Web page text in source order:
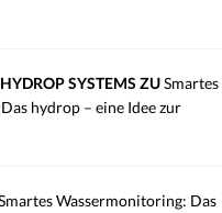
SYSTEMS ZUSmartes
hydrop – eine Idee zur
Wassermonitoring: Das